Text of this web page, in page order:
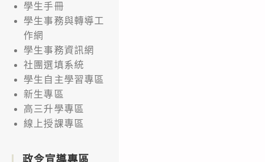
學生手冊
學生事務與轉導工
作網
學生事務資訊網
社團選填系統
學生自主學習專區
新生專區
高三升學專區
線上授課專區
政令宣導專區